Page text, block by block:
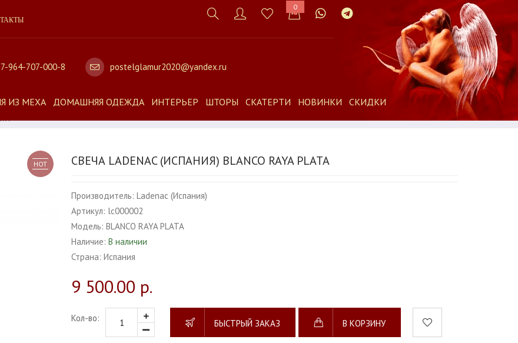
0
964-707-000-8 postelglamur2020@yandex.ru
ИЗ МЕХА ДОМАШНЯЯ ОДЕЖДА ИНТЕРЬЕР ШТОРЫ СКАТЕРТИ НОВИНКИ СКИДКИ
HOT СВЕЧА LADENAC (ИСПАНИЯ) BLANCO RAYA PLATA
Производитель: Ladenac (Испания)
Артикул: lc000002
Модель: BLANCO RAYA PLATA
Наличие: В наличии
Страна: Испания
9 500.00 р.
Кол-во: БЫСТРЫЙ ЗАКАЗ В КОРЗИНУ